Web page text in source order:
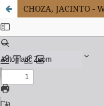
CHOZA, JACINTO -